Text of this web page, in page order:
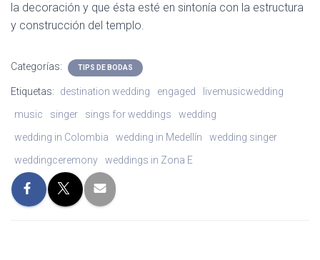
la decoración y que ésta esté en sintonía con la estructura
y construcción del templo.
Categorías: TIPS DE BODAS
Etiquetas: destination wedding engaged
livemusicwedding
music
singer sings for weddings
wedding
wedding in Colombia
wedding in Medellín
wedding singer
weddingceremony
weddings in Zona E